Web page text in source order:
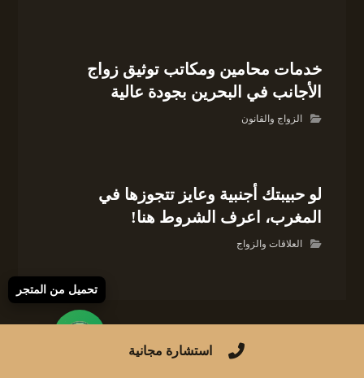
خدمات محامين ومكاتب توثيق زواج
الأجانب في البحرين بجودة عالية
الزواج والقانون
لو حبيبتك أجنبية وعايز تتجوزها في
المغرب، اعرف الشروط هنا!
العلاقات والزواج
استشارة مجانية
تحميل من المتجر